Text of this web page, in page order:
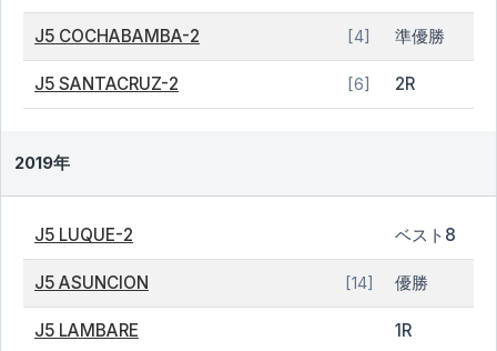
J5 COCHABAMBA-2 [4] 準優勝
J5 SANTACRUZ-2 [6] 2R
2019年
J5 LUQUE-2 ベスト8
J5 ASUNCION [14] 優勝
J5 LAMBARE 1R